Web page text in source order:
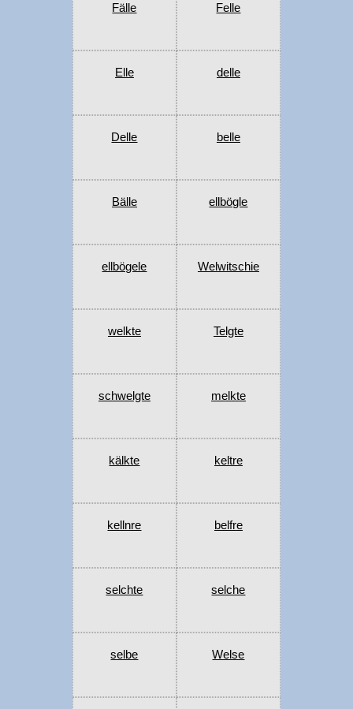
Fälle Felle
Elle delle
Delle belle
Bälle ellbögle
ellbögele Welwitschie
welkte Telgte
schwelgte melkte
kälkte keltre
kellnre belfre
selchte selche
selbe Welse